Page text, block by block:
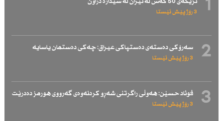
1 3 رۆژ پێش ئێستا
2 سەرۆكی دەستەی دەستپاكی عیراق: چەكی دەستمان یاسایە
3 رۆژ پێش ئێستا
3 فوئاد حسێن: هەوڵی راگرتنی شەڕو كردنەوەی گەرووی هورمز دەدرێت
3 رۆژ پێش ئێستا